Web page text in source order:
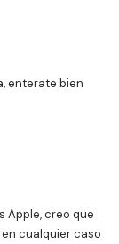
enterate bien
Apple, creo que
en cualquier caso